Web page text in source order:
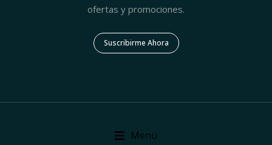
ofertas y promociones.
Suscribirme Ahora
Menu